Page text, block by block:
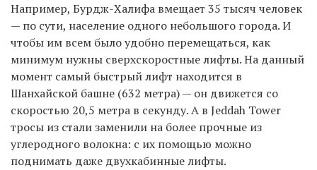
Например, Бурдж-Халифа вмещает 35 тысяч человек
— по сути, население одного небольшого города. И
чтобы им всем было удобно перемещаться, как
минимум нужны сверхскоростные лифты. На данный
момент самый быстрый лифт находится в
Шанхайской башне (632 метра) — он движется со
скоростью 20,5 метра в секунду. А в Jeddah Tower
тросы из стали заменили на более прочные из
углеродного волокна: с их помощью можно
поднимать даже двухкабинные лифты.